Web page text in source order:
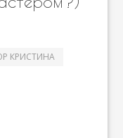
КРИСТИНА